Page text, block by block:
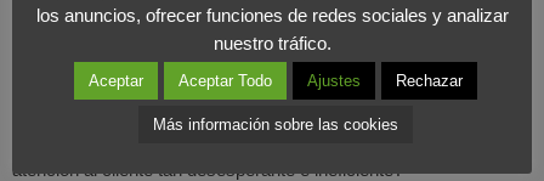
experiencia muy gráfica que define la realidad que se vive en
las grandes compañías telefónicasen lo referente a la Atención
al Cliente. Es entonces, cuando en Foromarketing nos hacemos
la siguiente pregunta:¿Hasta cuándo la existencia de
atención al cliente tan desesperante e ineficiente?
los anuncios, ofrecer funciones de redes sociales y analizar
nuestro tráfico.
Aceptar Aceptar Todo Ajustes Rechazar
Más información sobre las cookies